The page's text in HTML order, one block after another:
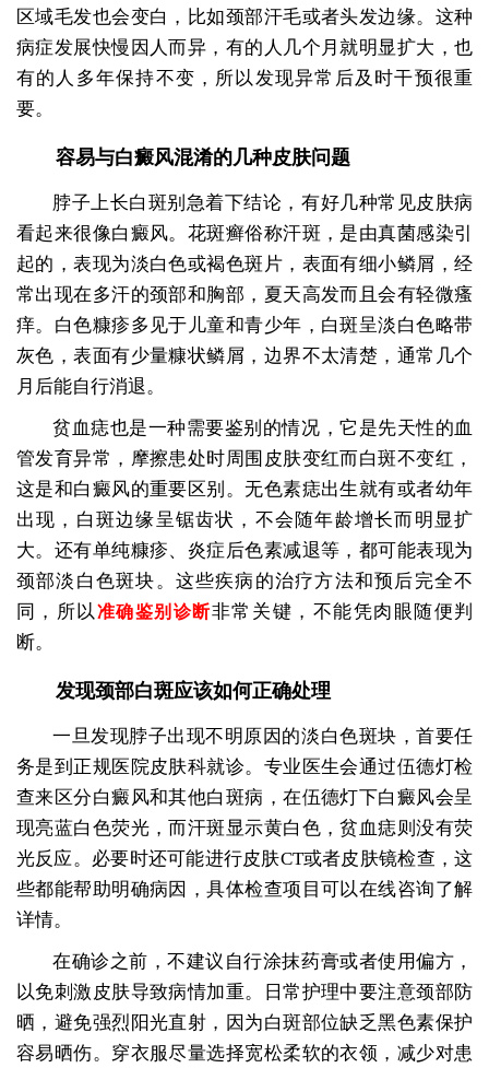
区域毛发也会变白，比如颈部汗毛或者头发边缘。这种
病症发展快慢因人而异，有的人几个月就明显扩大，也
有的人多年保持不变，所以发现异常后及时干预很重
要。
容易与白癜风混淆的几种皮肤问题
脖子上长白斑别急着下结论，有好几种常见皮肤病
看起来很像白癜风。花斑癣俗称汗斑，是由真菌感染引
起的，表现为淡白色或褐色斑片，表面有细小鳞屑，经
常出现在多汗的颈部和胸部，夏天高发而且会有轻微瘙
痒。白色糠疹多见于儿童和青少年，白斑呈淡白色略带
灰色，表面有少量糠状鳞屑，边界不太清楚，通常几个
月后能自行消退。
贫血痣也是一种需要鉴别的情况，它是先天性的血
管发育异常，摩擦患处时周围皮肤变红而白斑不变红，
这是和白癜风的重要区别。无色素痣出生就有或者幼年
出现，白斑边缘呈锯齿状，不会随年龄增长而明显扩
大。还有单纯糠疹、炎症后色素减退等，都可能表现为
颈部淡白色斑块。这些疾病的治疗方法和预后完全不
同，所以准确鉴别诊断非常关键，不能凭肉眼随便判
断。
发现颈部白斑应该如何正确处理
一旦发现脖子出现不明原因的淡白色斑块，首要任
务是到正规医院皮肤科就诊。专业医生会通过伍德灯检
查来区分白癜风和其他白斑病，在伍德灯下白癜风会呈
现亮蓝白色荧光，而汗斑显示黄白色，贫血痣则没有荧
光反应。必要时还可能进行皮肤CT或者皮肤镜检查，这
些都能帮助明确病因，具体检查项目可以在线咨询了解
详情。
在确诊之前，不建议自行涂抹药膏或者使用偏方，
以免刺激皮肤导致病情加重。日常护理中要注意颈部防
晒，避免强烈阳光直射，因为白斑部位缺乏黑色素保护
容易晒伤。穿衣服尽量选择宽松柔软的衣领，减少对患